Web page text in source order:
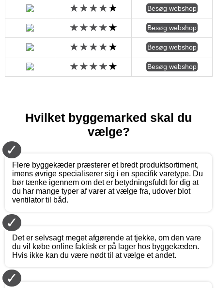
Besøg webshop
Besøg webshop
Besøg webshop
Besøg webshop
Hvilket byggemarked skal du
vælge?
✓
Flere byggekæder præsterer et bredt produktsortiment,
imens øvrige specialiserer sig i en specifik varetype. Du
bør tænke igennem om det er betydningsfuldt for dig at
du har mange typer af varer at vælge fra, udover blot
ventilator til båd.
✓
Det er selvsagt meget afgørende at tjekke, om den vare
du vil købe online faktisk er på lager hos byggekæden.
Hvis ikke kan du være nødt til at vælge et andet.
✓